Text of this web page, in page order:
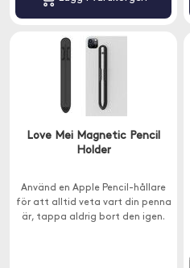
Love Mei Magnetic Pencil
Holder
Använd en Apple Pencil-hållare
för att alltid veta vart din penna
är, tappa aldrig bort den igen.